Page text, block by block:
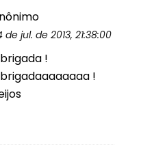
de jul. de 2013, 21:38:00
!
!